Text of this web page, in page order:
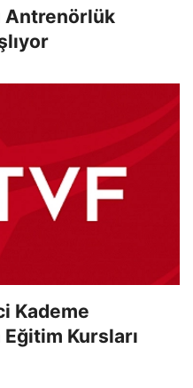
Antrenörlük
Kademe
Kursları